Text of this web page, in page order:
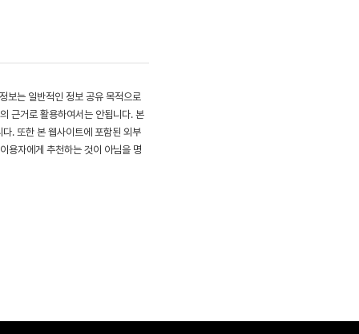
보는 일반적인 정보 공유 목적으로
근거로 활용하여서는 안됩니다. 본
. 또한 본 웹사이트에 포함된 외부
용자에게 추천하는 것이 아님을 명